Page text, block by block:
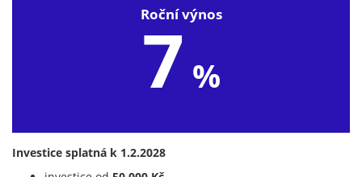
Roční výnos
7 %
Investice splatná k 1.2.2028